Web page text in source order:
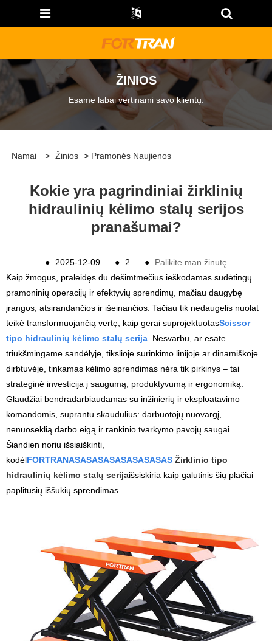
ŽINIOS
Esame labai vertinami savo klientų.
Namai > Žinios > Pramonės Naujienos
Kokie yra pagrindiniai žirklinių
hidraulinių kėlimo stalų serijos
pranašumai?
● 2025-12-09 ● 2 ●
Palikite man žinutę
Kaip žmogus, praleidęs du dešimtmečius ieškodamas sudėtingų
pramoninių operacijų ir efektyvių sprendimų, mačiau daugybę
įrangos, atsirandančios ir išeinančios. Tačiau tik nedaugelis nuolat
teikė transformuojančią vertę, kaip gerai suprojektuotasScissor
tipo hidraulinių kėlimo stalų serija . Nesvarbu, ar esate
triukšmingame sandėlyje, tikslioje surinkimo linijoje ar dinamiškoje
dirbtuvėje, tinkamas kėlimo sprendimas nėra tik pirkinys – tai
strateginė investicija į saugumą, produktyvumą ir ergonomiką.
Glaudžiai bendradarbiaudamas su inžinierių ir eksploatavimo
komandomis, suprantu skaudulius: darbuotojų nuovargį,
nenuoseklią darbo eigą ir rankinio tvarkymo pavojų saugai.
Šiandien noriu išsiaiškinti,
kodėlFORTRANASASASASASASASASAS Žirklinio tipo
hidraulinių kėlimo stalų serijaišsiskiria kaip galutinis šių plačiai
paplitusių iššūkių sprendimas.